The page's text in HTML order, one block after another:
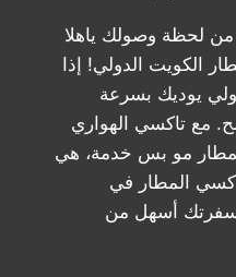
من لحظة وصولك ياهلا
الكويت الدولي! إذا
يوديك بسرعة
مع تاكسي الهواري
مو بس خدمة، هي
المطار في
سفرتك أسهل من